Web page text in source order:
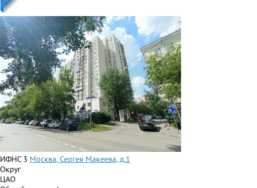
ИФНС 3 Москва, Сергея Макеева, д.1
Округ
ЦАО